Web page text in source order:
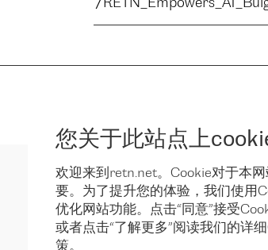
您关于此站点上
欢迎来到retn.net。Cookie对于本
要。为了提升您的体验，我们使用
优化网站功能。点击“同意”接受
或者点击“了解更多”阅读我们的详
策。